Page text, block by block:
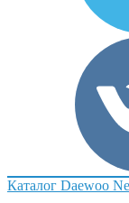
Каталог Daewoo